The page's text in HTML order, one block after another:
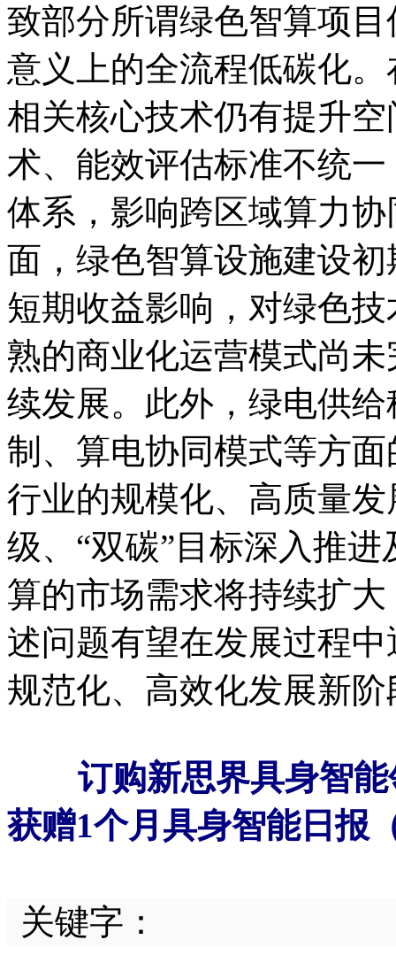
致部分所谓绿色智算项
意义上的全流程低碳化
相关核心技术仍有提升
术、能效评估标准不统
体系，影响跨区域算力
面，绿色智算设施建设
短期收益影响，对绿色
熟的商业化运营模式尚
续发展。此外，绿电供
制、算电协同模式等方
行业的规模化、高质量
级、“双碳”目标深入推
算的市场需求将持续扩
述问题有望在发展过程
规范化、高效化发展新阶
订购新思界具身智
获赠1个月具身智能日报
关键字：